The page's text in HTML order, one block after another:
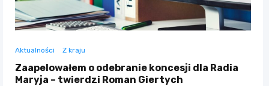
Aktualności Z kraju
Zaapelowałem o odebranie koncesji dla Radia
Maryja – twierdzi Roman Giertych